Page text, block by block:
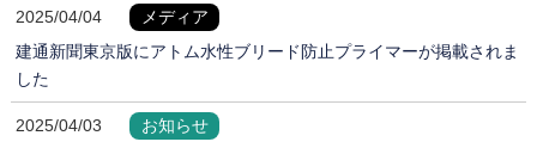
2025/04/04
メディア
建通新聞東京版にアトム水性ブリード防止プライマーが掲載されま
した
2025/04/03
お知らせ